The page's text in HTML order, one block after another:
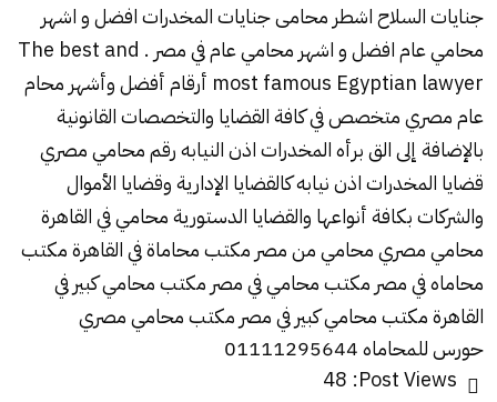
جنايات السلاح اشطر محامى جنايات المخدرات افضل و اشهر
محامي عام افضل و اشهر محامي عام في مصر . The best and
most famous Egyptian lawyer أرقام أفضل وأشهر محام
عام مصري متخصص في كافة القضايا والتخصصات القانونية
بالإضافة إلى الق برأه المخدرات اذن النيابه رقم محامي مصري
قضايا المخدرات اذن نيابه كالقضايا الإدارية وقضايا الأموال
والشركات بكافة أنواعها والقضايا الدستورية محامي في القاهرة
محامي مصري محامي من مصر مكتب محاماة في القاهرة مكتب
محاماه في مصر مكتب محامي في مصر مكتب محامي كبير في
القاهرة مكتب محامي كبير في مصر مكتب محامي مصري
حورس للمحاماه 01111295644
Post Views:
48